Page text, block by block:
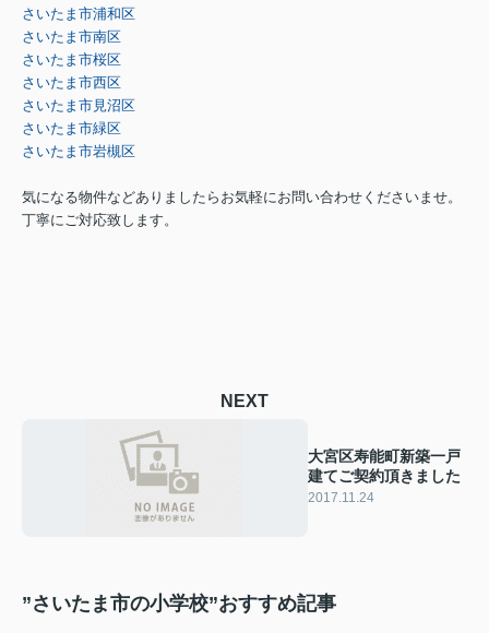
さいたま市浦和区
さいたま市南区
さいたま市桜区
さいたま市西区
さいたま市見沼区
さいたま市緑区
さいたま市岩槻区
気になる物件などありましたらお気軽にお問い合わせくださいませ。
丁寧にご対応致します。
NEXT
大宮区寿能町新築一戸
建てご契約頂きました
2017.11.24
”さいたま市の小学校”おすすめ記事